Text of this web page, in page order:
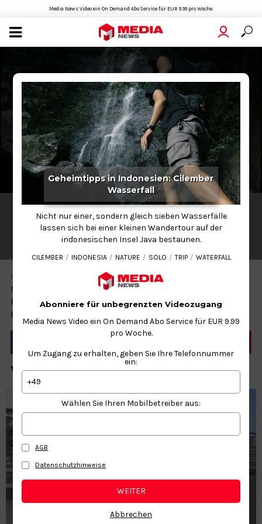
Media News Video ein On Demand Abo Service für EUR 9.99 pro Woche.
Geheimtipps in Indonesien: Cilember
Wasserfall
Nicht nur einer, sondern gleich sieben Wasserfälle
lassen sich bei einer kleinen Wandertour auf der
indonesischen Insel Java bestaunen.
CILEMBER INDONESIA NATURE SOLO TRIP WATERFALL
Abonniere für unbegrenzten Videozugang
Media News Video ein On Demand Abo Service für EUR 9.99
pro Woche.
Um Zugang zu erhalten, geben Sie Ihre Telefonnummer
ein:
+49
Wählen Sie Ihren Mobilbetreiber aus:
AGB
Datenschutzhinweise
WEITER
Abbrechen
LIFESTYLE
Geheimtipps in Indonesien: Cilember
Wasserfall
CILEMBER NATURE SOLO TRIP
Nicht nur einer, sondern gleich sieben Wasserfälle lassen sich
bei einer kleinen Wandertour auf der indonesischen Insel Java
bestaunen.
WEITERE NEWS ZUM THEMA